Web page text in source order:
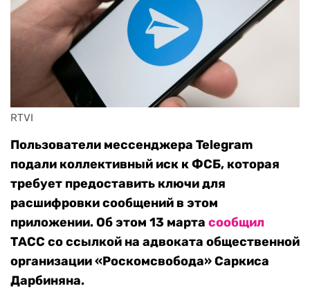
RTVI
Пользователи мессенджера Telegram
подали коллективный иск к ФСБ, которая
требует предоставить ключи для
расшифровки сообщений в этом
приложении. Об этом 13 марта сообщил
ТАСС со ссылкой на адвоката общественной
организации «Роскомсвобода» Саркиса
Дарбиняна.